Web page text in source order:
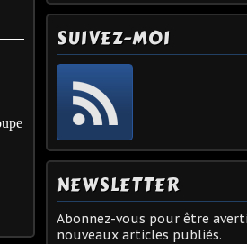
SUIVEZ-MOI
NEWSLETTER
Abonnez-vous pour être
nouveaux articles publiés.